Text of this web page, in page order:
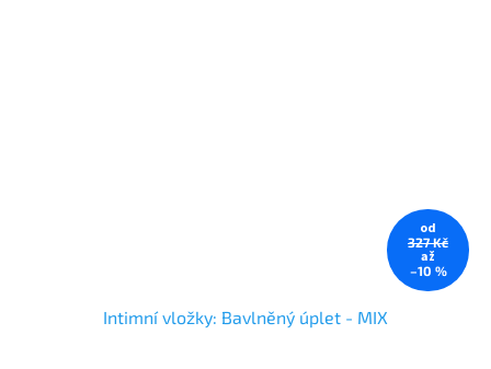
od
327 Kč
až
–10 %
Intimní vložky: Bavlněný úplet - MIX